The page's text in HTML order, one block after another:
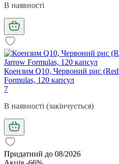
В наявності
Коензим Q10, Червоний рис
Formulas, 120 капсул
7
В наявності (закінчується)
Придатний до 08/2026